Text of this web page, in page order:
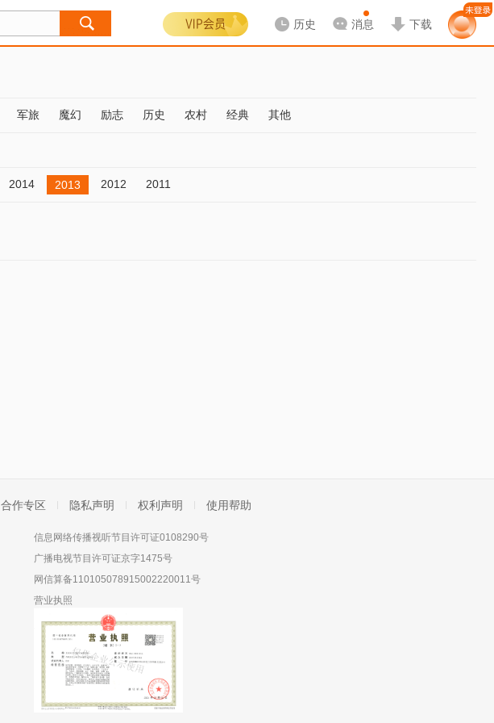
历史 消息 下载
军旅 魔幻 励志 历史 农村 经典 其他
2014 2013 2012 2011
合作专区 隐私声明 权利声明 使用帮助
信息网络传播视听节目许可证0108290号
广播电视节目许可证京字1475号
网信算备110105078915002220011号
营业执照